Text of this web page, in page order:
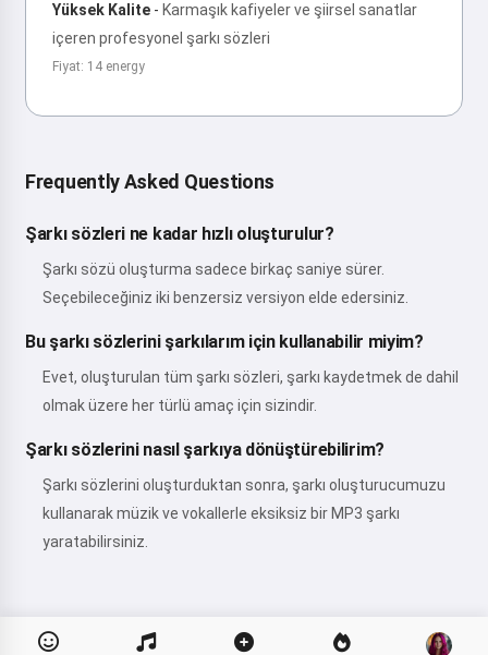
Yüksek Kalite - Karmaşık kafiyeler ve şiirsel sanatlar
içeren profesyonel şarkı sözleri
Fiyat: 14 energy
Frequently Asked Questions
Şarkı sözleri ne kadar hızlı oluşturulur?
Şarkı sözü oluşturma sadece birkaç saniye sürer.
Seçebileceğiniz iki benzersiz versiyon elde edersiniz.
Bu şarkı sözlerini şarkılarım için kullanabilir miyim?
Evet, oluşturulan tüm şarkı sözleri, şarkı kaydetmek de dahil
olmak üzere her türlü amaç için sizindir.
Şarkı sözlerini nasıl şarkıya dönüştürebilirim?
Şarkı sözlerini oluşturduktan sonra, şarkı oluşturucumuzu
kullanarak müzik ve vokallerle eksiksiz bir MP3 şarkı
yaratabilirsiniz.